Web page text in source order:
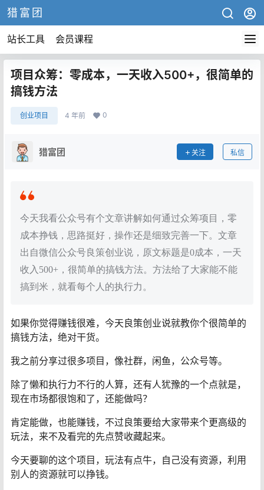
猎富团
站长工具 会员课程
项目众筹：零成本，一天收入500+，很简单的
搞钱方法
创业项目 4 年前 0
猎富团 关注 私信
今天我看公众号有个文章讲解如何通过众筹项目，零
成本挣钱，思路挺好，操作还是细致完善一下。文章
出自微信公众号良策创业说，原文标题是0成本，一天
收入500+，很简单的搞钱方法。方法给了大家能不能
搞到米，就看每个人的执行力。
如果你觉得赚钱很难，今天良策创业说就教你个很简单的
搞钱方法，绝对干货。
我之前分享过很多项目，像社群，闲鱼，公众号等。
除了懒和执行力不行的人算，还有人犹豫的一个点就是，
现在市场都很饱和了，还能做吗？
肯定能做，也能赚钱，不过良策要给大家带来个更高级的
玩法，来不及看完的先点赞收藏起来。
今天要聊的这个项目，玩法有点牛，自己没有资源，利用
别人的资源就可以挣钱。